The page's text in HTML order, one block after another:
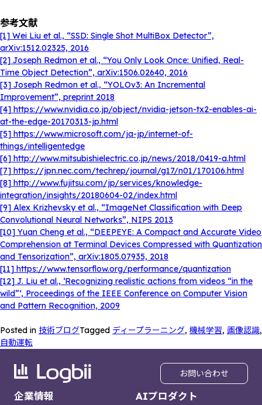
参考文献
[1] Wei Liu et al., “SSD: Single Shot MultiBox Detector”,
arXiv:1512.02325, 2016
[2] Joseph Redmon et al., “You Only Look Once: Unified, Real-
Time Object Detection”, arXiv:1506.02640, 2016
[3] Joseph Redmon et al., “YOLOv3: An Incremental
Improvement”, preprint 2018
[4] https://www.nvidia.co.jp/object/nvidia-jetson-tx2-enables-ai-
at-the-edge-20170313-jp.html
[5] https://www.microsoft.com/ja-jp/internet-of-
things/intelligentedge
[6] http://www.mitsubishielectric.co.jp/news/2018/0419-a.html
[7] https://jpn.nec.com/techrep/journal/g17/n01/170106.html
[8] http://www.fujitsu.com/jp/services/knowledge-
integration/insights/20180604-02/index.html
[9] Alex Krizhevsky et al., “ImageNet Classification with Deep
Convolutional Neural Networks”, NIPS 2013
[10] Yuan Cheng et al., “DEEPEYE: A Compact and Accurate Video
Comprehension at Terminal Devices Compressed with Quantization
and Tensorization”, arXiv:1805.07935, 2018
[11] https://www.tensorflow.org/performance/quantization
[12] J. Liu et al., ‘Recognizing realistic actions from videos “in the
wild”‘, Proceedings of the IEEE Conference on Computer Vision
and Pattern Recognition, 2009
Posted in 技術ブログTagged ディープラーニング, 機械学習, 画像認識,
自動運転
お問い合わせ
企業情報 AIプロダクト